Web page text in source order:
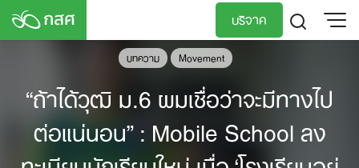
Skip
บริจาค
บทความ Movement
“ถ้าได้วุฒิ ม.6 ผมเชื่อว่าจะมีทางไป
ต่อแน่นอน” : Mobile School ลง